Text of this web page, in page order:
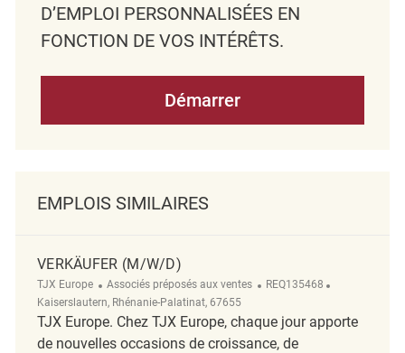
D’EMPLOI PERSONNALISÉES EN
FONCTION DE VOS INTÉRÊTS.
Démarrer
EMPLOIS SIMILAIRES
VERKÄUFER (M/W/D)
TJX Europe Catégorie
Associés préposés aux ventes ReqId
REQ135468
Kaiserslautern, Rhénanie-Palatinat, 67655
TJX Europe. Chez TJX Europe, chaque jour apporte
de nouvelles occasions de croissance, de